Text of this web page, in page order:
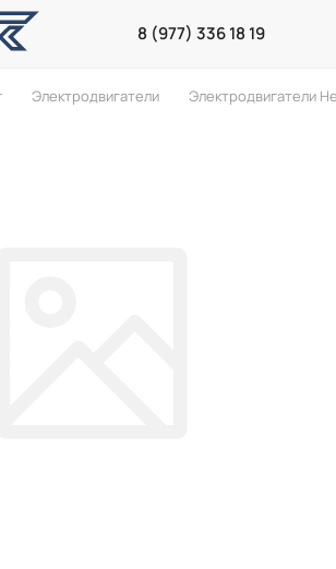
8 (977) 336 18 19
Электродвигатели Электродвигатели